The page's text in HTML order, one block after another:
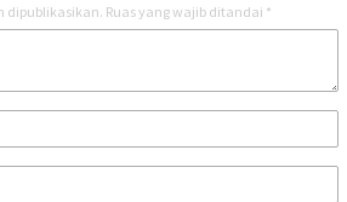
dipublikasikan. Ruas yang wajib ditandai *